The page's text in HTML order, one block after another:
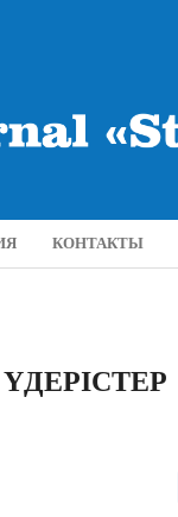
КОНТАКТЫ